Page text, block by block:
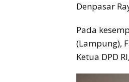
Denpasar
Pada
(Lampung),
Ketua DPD